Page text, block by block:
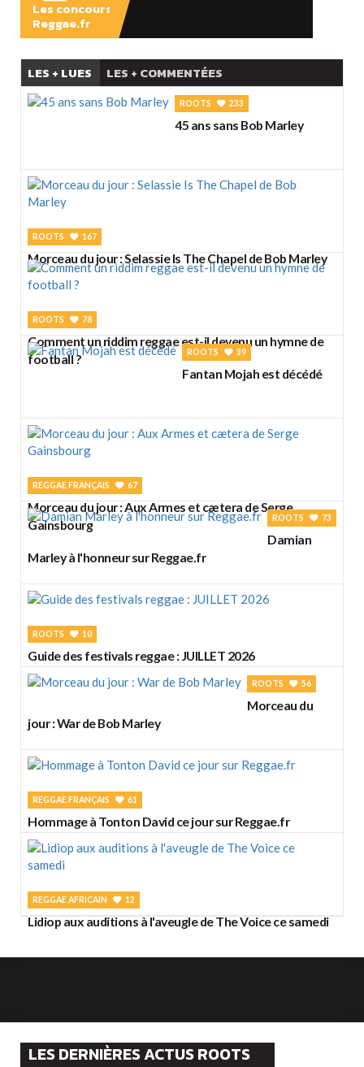
Les concours
Reggae.fr
LES + LUES LES + COMMENTÉES
ROOTS 233
45 ans sans Bob Marley
ROOTS 167
Morceau du jour : Selassie Is The Chapel de Bob Marley
ROOTS 78
Comment un riddim reggae est-il devenu un hymne de
football ?
ROOTS 39
Fantan Mojah est décédé
REGGAE FRANÇAIS 67
Morceau du jour : Aux Armes et cætera de Serge
Gainsbourg
ROOTS 73
Damian
Marley à l'honneur sur Reggae.fr
ROOTS 10
Guide des festivals reggae : JUILLET 2026
ROOTS 56
Morceau du
jour : War de Bob Marley
REGGAE FRANÇAIS 61
Hommage à Tonton David ce jour sur Reggae.fr
REGGAE AFRICAIN 12
Lidiop aux auditions à l'aveugle de The Voice ce samedi
LES DERNIÈRES ACTUS ROOTS